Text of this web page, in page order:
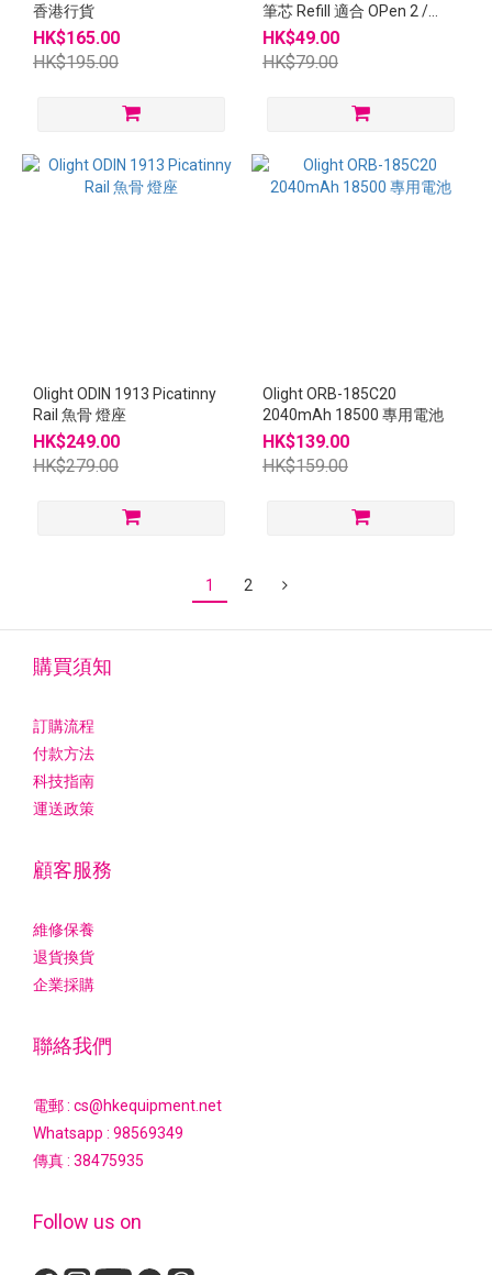
香港行貨
HK$165.00
HK$195.00
筆芯 Refill 適合 OPen 2 /
OPen Pro / OPen Mini
HK$49.00
HK$79.00
Olight ODIN 1913 Picatinny
Rail 魚骨 燈座
HK$249.00
HK$279.00
Olight ORB-185C20
2040mAh 18500 專用電池
HK$139.00
HK$159.00
1 2
購買須知
訂購流程
付款方法
科技指南
運送政策
顧客服務
維修保養
退貨換貨
企業採購
聯絡我們
電郵 : cs@hkequipment.net
Whatsapp : 98569349
傳真 : 38475935
Follow us on